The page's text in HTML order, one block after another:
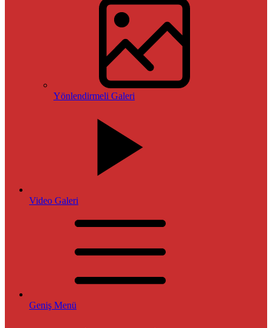
Yönlendirmeli Galeri
Video Galeri
Geniş Menü